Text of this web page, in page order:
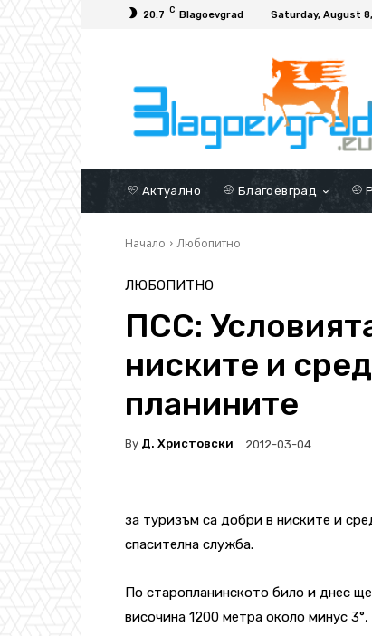
20.7 C Blagoevgrad Saturday, August
Актуално Благоевград
Начало Любопитно
ЛЮБОПИТНО
ПСС:
ниските и
планините
By Д. Христовски 2012-03-04
за туризъм са добри в ниските и
спасителна служба.
По старопланинското било и днес
височина 1200 метра около минус